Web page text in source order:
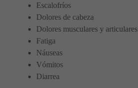
Escalofríos
Dolores de cabeza
Dolores musculares y articulares
Fatiga
Náuseas
Vómitos
Diarrea